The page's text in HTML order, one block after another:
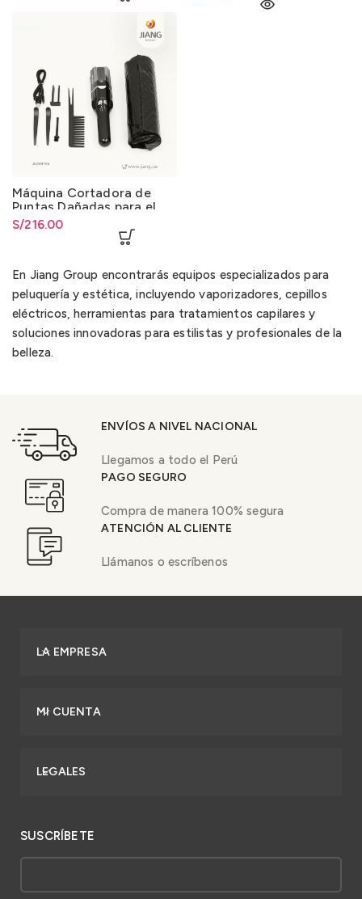
Máquina Cortadora de
Puntas Dañadas para el
Cabello
S/216.00
En Jiang Group encontrarás equipos especializados para
peluquería y estética, incluyendo vaporizadores, cepillos
eléctricos, herramientas para tratamientos capilares y
soluciones innovadoras para estilistas y profesionales de la
belleza.
ENVÍOS A NIVEL NACIONAL
Llegamos a todo el Perú
PAGO SEGURO
Compra de manera 100% segura
ATENCIÓN AL CLIENTE
Llámanos o escríbenos
LA EMPRESA
MI CUENTA
LEGALES
SUSCRÍBETE